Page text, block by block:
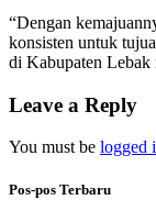
“Dengan
konsisten untuk
di Kabupaten
Leave a Reply
You must be logged
Pos-pos Terbaru